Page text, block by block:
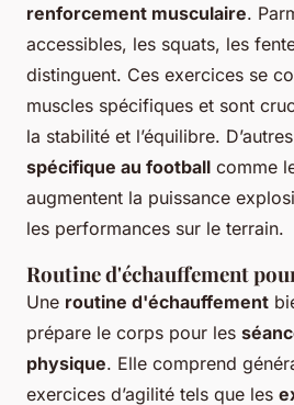
renforcement musculaire.
accessibles, les squats, les
distinguent. Ces exercices se
muscles spécifiques et sont
la stabilité et l’équilibre.
spécifique au football comme
augmentent la puissance
les performances sur le terrain.
Routine d'échauffement
Une routine d'échauffement
prépare le corps pour les
physique. Elle comprend
exercices d’agilité tels que les